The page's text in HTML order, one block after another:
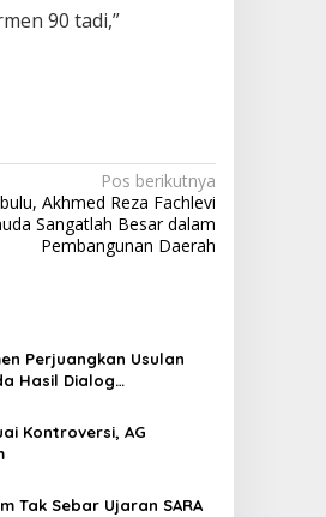
90 tadi,”
Pos berikutnya
Akhmed Reza Fachlevi
Sangatlah Besar dalam
Pembangunan Daerah
Perjuangkan Usulan
Hasil Dialog
Kontroversi, AG
Tak Sebar Ujaran SARA